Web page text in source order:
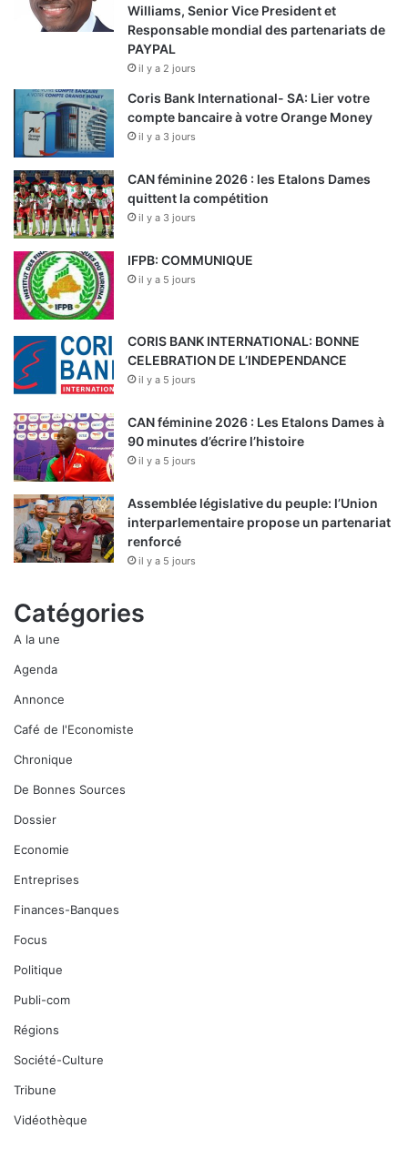
Williams, Senior Vice President et
Responsable mondial des partenariats de
PAYPAL
il y a 2 jours
Coris Bank International- SA: Lier votre
compte bancaire à votre Orange Money
il y a 3 jours
CAN féminine 2026 : les Etalons Dames
quittent la compétition
il y a 3 jours
IFPB: COMMUNIQUE
il y a 5 jours
CORIS BANK INTERNATIONAL: BONNE
CELEBRATION DE L’INDEPENDANCE
il y a 5 jours
CAN féminine 2026 : Les Etalons Dames à
90 minutes d’écrire l’histoire
il y a 5 jours
Assemblée législative du peuple: l’Union
interparlementaire propose un partenariat
renforcé
il y a 5 jours
Catégories
A la une
Agenda
Annonce
Café de l'Economiste
Chronique
De Bonnes Sources
Dossier
Economie
Entreprises
Finances-Banques
Focus
Politique
Publi-com
Régions
Société-Culture
Tribune
Vidéothèque